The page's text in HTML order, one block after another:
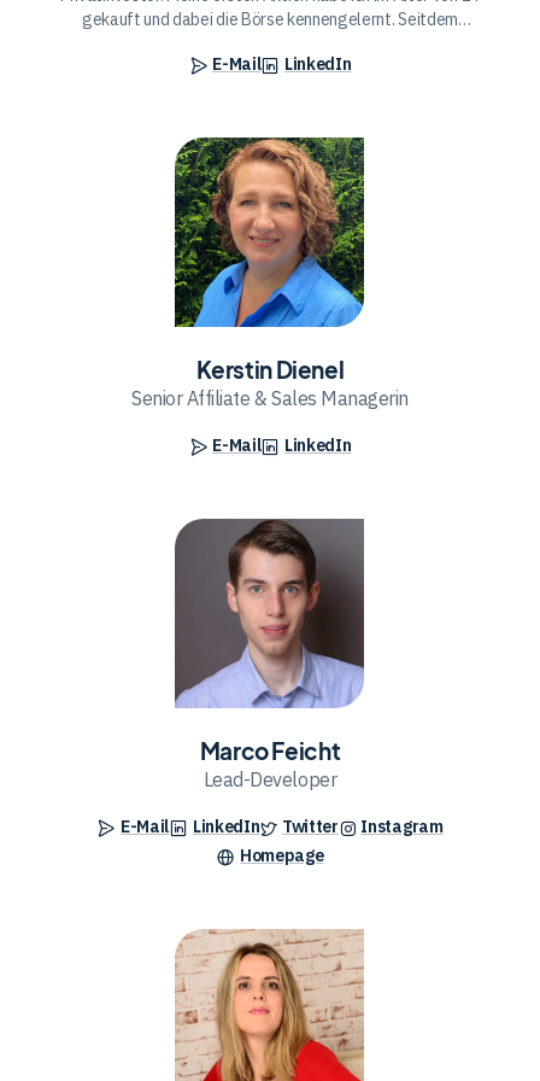
gekauft und dabei die Börse kennengelernt. Seitdem
Finanzmärkten und den unterschiedlichen Anlageklassen.
weitergeben.
E-Mail LinkedIn
Kerstin Dienel
Senior Affiliate & Sales Managerin
E-Mail LinkedIn
Marco
Feicht
Marco Feicht
Lead-Developer
E-Mail LinkedIn Twitter
Instagram
Homepage
Silvia
Benetti